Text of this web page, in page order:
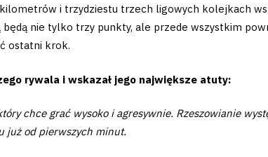
i trzydziestu trzech ligowych kolejkach
nie tylko trzy punkty, ale przede wszystkim
ostatni krok.
rywala i wskazał jego największe atuty:
chce grać wysoko i agresywnie. Rzeszowianie
już od pierwszych minut.